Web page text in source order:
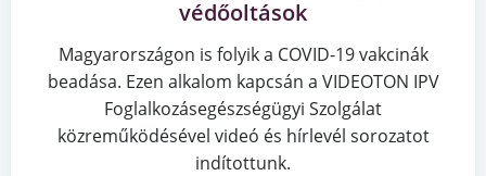
védőoltások
Magyarországon is folyik a COVID-19 vakcinák
beadása. Ezen alkalom kapcsán a VIDEOTON IPV
Foglalkozásegészségügyi Szolgálat
közreműködésével videó és hírlevél sorozatot
indítottunk.